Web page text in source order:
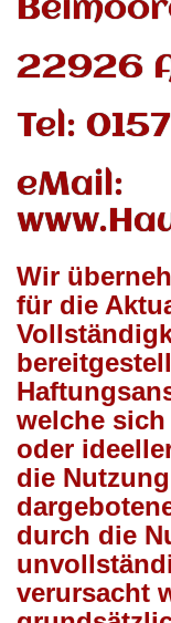
22926
Tel:
eMail:
Wir
für die
welche
oder
die
durch die
verursacht